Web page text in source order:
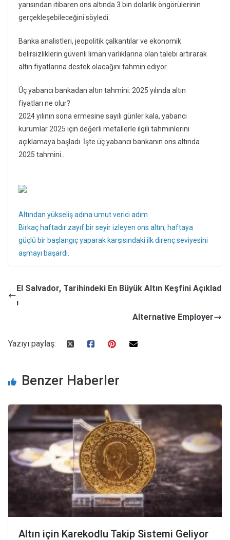
yarısından itibaren ons altında 3 bin dolarlık öngörülerinin
gerçekleşebileceğini söyledi.
Banka analistleri, jeopolitik çalkantılar ve ekonomik
belirsizliklerin güvenli liman varlıklarına olan talebi artırarak
altın fiyatlarına destek olacağını tahmin ediyor.
Üç yabancı bankadan altın tahmini: 2025 yılında altın
fiyatları ne olur?
2024 yılının sona ermesine sayılı günler kala, yabancı
kurumlar 2025 için değerli metallerle ilgili tahminlerini
açıklamaya başladı. İşte üç yabancı bankanın ons altında
2025 tahmini..
Altından yükseliş adına umut verici adım
Birkaç haftadır zayıf bir seyir izleyen ons altın, haftaya
güçlü bir başlangıç yaparak karşısındaki ilk direnç seviyesini
aşmayı başardı.
El Salvador, Tarihindeki En Büyük Altın Keşfini Açıklad
ı
Alternative Employer
Yazıyı paylaş:
Benzer Haberler
Altın için Karekodlu Takip Sistemi Geliyor